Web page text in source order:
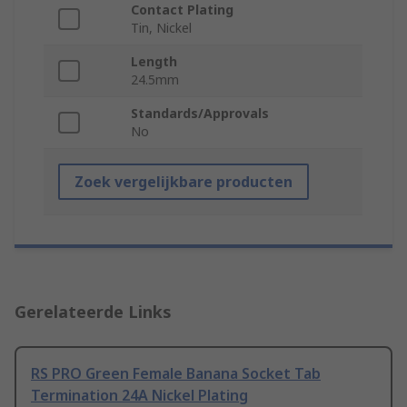
Contact Plating
Tin, Nickel
Length
24.5mm
Standards/Approvals
No
Zoek vergelijkbare producten
Gerelateerde Links
RS PRO Green Female Banana Socket Tab
Termination 24A Nickel Plating